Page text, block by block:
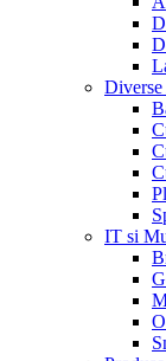
IT si